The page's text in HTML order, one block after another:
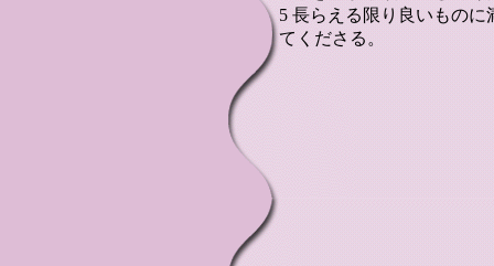
5 長らえる限り良いもの
てくださる。